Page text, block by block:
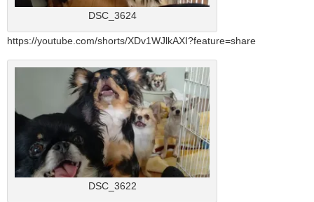
DSC_3624
https://youtube.com/shorts/XDv1WJlkAXI?feature=share
DSC_3622